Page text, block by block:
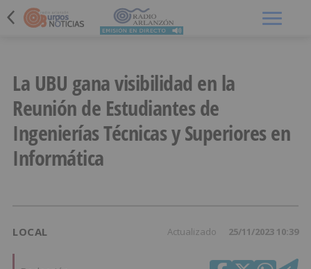
La UBU gana visibilidad en la
Reunión de Estudiantes de
Ingenierías Técnicas y Superiores en
Informática
LOCAL Actualizado 25/11/2023 10:39